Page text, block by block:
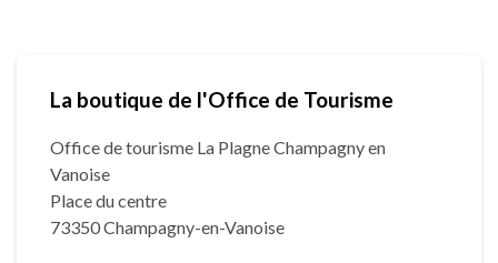
La boutique de l'Office de Tourisme
Office de tourisme La Plagne Champagny en
Vanoise
Place du centre
73350 Champagny-en-Vanoise